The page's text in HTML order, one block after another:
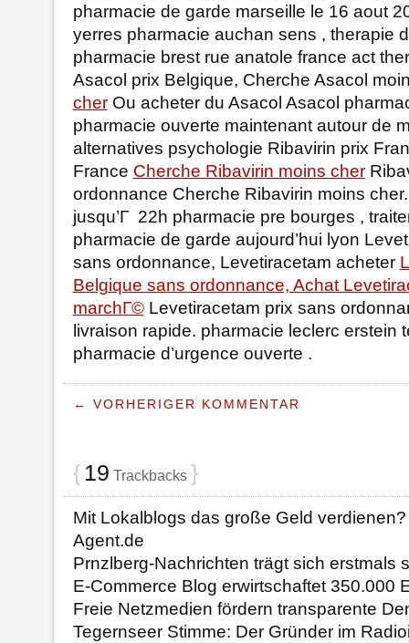
pharmacie de garde marseille le 16 aout
yerres pharmacie auchan sens , therapie
pharmacie brest rue anatole france act
Asacol prix Belgique, Cherche Asacol
cherOu acheter du Asacol Asacol
pharmacie ouverte maintenant autour de
alternatives psychologie Ribavirin prix
France Cherche Ribavirin moins cher
ordonnance Cherche Ribavirin moins
jusqu’Г 22h pharmacie pre bourges ,
pharmacie de garde aujourd’hui lyon
sans ordonnance, Levetiracetam acheter
Belgique sans ordonnance, Achat
marchГ©Levetiracetam prix sans
livraison rapide. pharmacie leclerc erstein
pharmacie d’urgence ouverte .
← VORHERIGER KOMMENTAR
{ 19 Trackbacks }
Mit Lokalblogs das große Geld
Agent.de
Prnzlberg-Nachrichten trägt sich erstmals
E-Commerce Blog erwirtschaftet 350.000
Freie Netzmedien fördern transparente
Tegernseer Stimme: Der Gründer im